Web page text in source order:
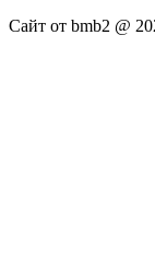
Сайт от bmb2 @